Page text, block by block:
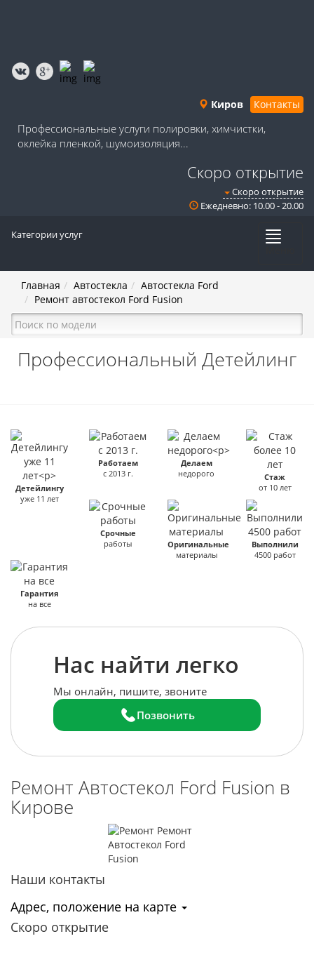
Киров Контакты
Профессиональные услуги полировки, химчистки,
оклейка пленкой, шумоизоляция...
Скоро открытие
Скоро открытие
Ежедневно: 10.00 - 20.00
Категории услуг
Главная Автостекла
Автостекла Ford
Ремонт автостекол Ford Fusion
Профессиональный Детейлинг
Детейлингу
уже 11 лет
Работаем
с 2013 г.
Делаем
недорого
Стаж
от 10 лет
Срочные
работы
Оригинальные
материалы
Выполнили
4500 работ
Гарантия
на все
Нас найти легко
Мы онлайн, пишите, звоните
Позвонить
Ремонт Автостекол Ford Fusion в
Кирове
Наши контакты
Адрес, положение на карте
Скоро открытие